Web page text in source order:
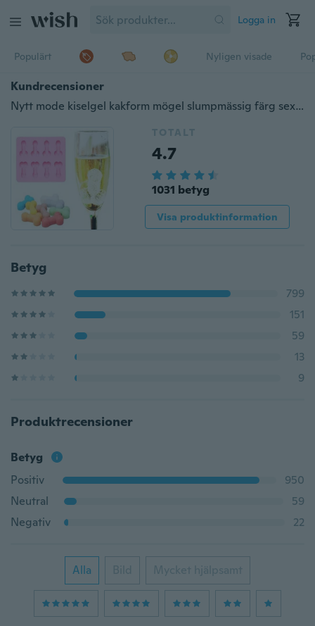
Logga in
Populärt Nyligen visade
Kundrecensioner
Nytt mode kiselgel kakform mögel slumpmässig färg sex erotisk peniss is mögel
TOTALT
4.7
1031 betyg
Visa produktinformation
Betyg
799
151
59
13
9
Produktrecensioner
Betyg
Positiv
950
Neutral
59
Negativ
22
Alla Bild Mycket hjälpsamt